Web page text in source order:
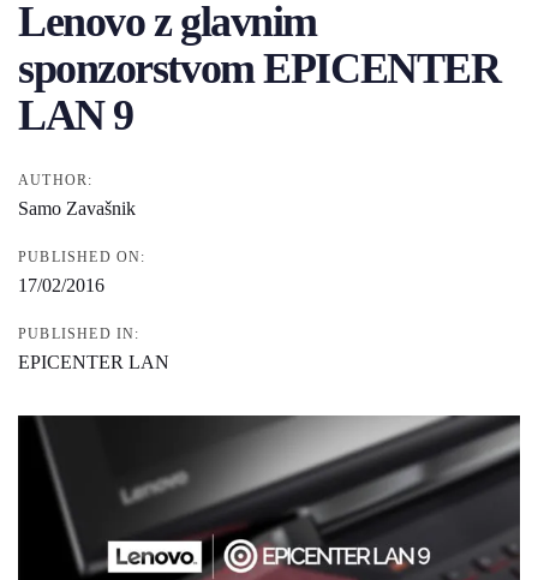
Lenovo z glavnim
sponzorstvom EPICENTER
LAN 9
AUTHOR:
Samo Zavašnik
PUBLISHED ON:
17/02/2016
PUBLISHED IN:
EPICENTER LAN